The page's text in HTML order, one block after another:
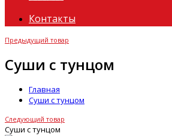
Контакты
Предыдущий товар
Суши с тунцом
Главная
Суши с тунцом
Следующий товар
Суши с тунцом